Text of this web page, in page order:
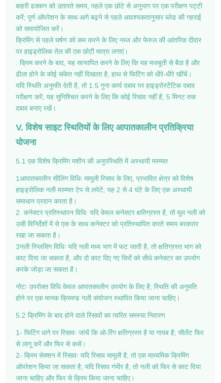
बाहरी ढक्कन को उतारते समय, पहले एक छोटे से अनुभाग पर एक परीक्षण पट्टी
करें; पूर्ण ऑपरेशन के साथ आगे बढ़ने से पहले आवश्यकतानुसार ब्लेड की गहराई
को समायोजित करें।
क्रिमिंग से पहले घर्षण को कम करने के लिए नब्ज और फेरुल की आंतरिक दीवार
पर हाइड्रोलिक तेल की एक छोटी मात्रा लगाएं।
. क्रिम करने के बाद, यह सत्यापित करने के लिए कि यह मजबूती से बैठा है और
ढीला होने के कोई संकेत नहीं दिखाता है, हाथ से फिटिंग को धीरे-धीरे खींचें।
यदि स्थिति अनुमति देती है, तो 1.5 गुना कार्य दबाव पर हाइड्रोस्टैटिक दबाव
परीक्षण करें, यह सुनिश्चित करने के लिए कि कोई रिसाव नहीं है, 5 मिनट तक
दबाव बनाए रखें।
V. विशेष साइट स्थितियों के लिए आपातकालीन प्रतिक्रिया
योजना
5.1 एक विशेष क्रिमिंग मशीन की अनुपस्थिति में अस्थायी मरम्मत
1आपातकालीन सीलिंग विधिः मामूली रिसाव के लिए, प्रभावित क्षेत्र को विशेष
हाइड्रोलिक नली मरम्मत टेप से लपेटें; यह 2 से 4 घंटे के लिए एक अस्थायी
समाधान प्रदान करता है।
2. कनेक्टर प्रतिस्थापन विधि: यदि केवल कनेक्टर क्षतिग्रस्त है, तो मूल नली को
उसी विनिर्देशों में से एक के साथ कनेक्टर को प्रतिस्थापित करते समय बरकरार
रखा जा सकता है।
3नली स्प्लिसिंग विधिः यदि नली मध्य भाग में फट जाती है, तो क्षतिग्रस्त भाग को
काट दिया जा सकता है, और दो काट दिए गए सिरों को सीधे कनेक्टर का उपयोग
करके जोड़ा जा सकता है।
नोटः उपरोक्त विधि केवल आपातकालीन उपयोग के लिए है; स्थिति की अनुमति
होने पर एक मानक क्रिमप्ड नली संयोजन स्थापित किया जाना चाहिए।
5.2 क्रिमिंग के बाद होने वाले रिसावों का त्वरित समस्या निवारण
1- फिटिंग धागे पर रिसावः जांचें कि ओ-रिंग क्षतिग्रस्त है या गायब है; सीलेंट फिर
से लागू करें और फिर से कसें।
2- क्रिम सेक्शन में रिसावः यदि रिसाव मामूली है, तो एक माध्यमिक क्रिमिंग
ऑपरेशन किया जा सकता है; यदि रिसाव गंभीर है, तो नली को फिर से काट दिया
जाना चाहिए और फिर से क्रिम किया जाना चाहिए।